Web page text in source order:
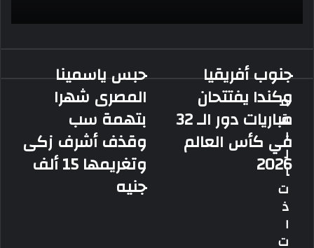
حبس
ياسمينا
المصرى
شهرا
بتهمة
سب
وقذف
أشرف
زكى
حبس ياسمينا
المصرى شهرا
بتهمة سب
وقذف أشرف زكى
وتغريمها 15 ألف
جنيه
جنوب
أفريقيا
وكندا
يفتتحان
مباريات
دور
الـ
32
في
كأس
2026
جنوب أفريقيا
وكندا يفتتحان
مباريات دور الـ 32
في كأس العالم
2026
م
ق
ا
ل
ا
ت
ذ
ا
ت